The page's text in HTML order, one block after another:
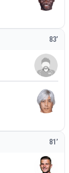
83’
81’